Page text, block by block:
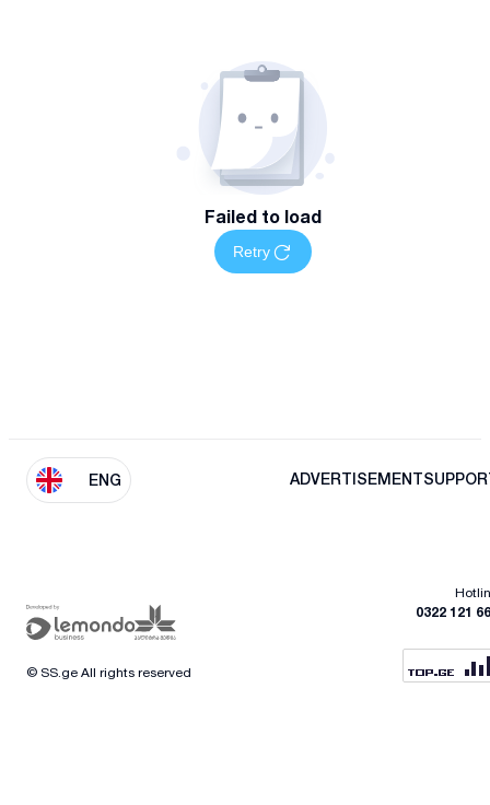
Failed to load
Retry
ENG ADVERTISEMENT
0322 121
© SS.ge All rights reserved